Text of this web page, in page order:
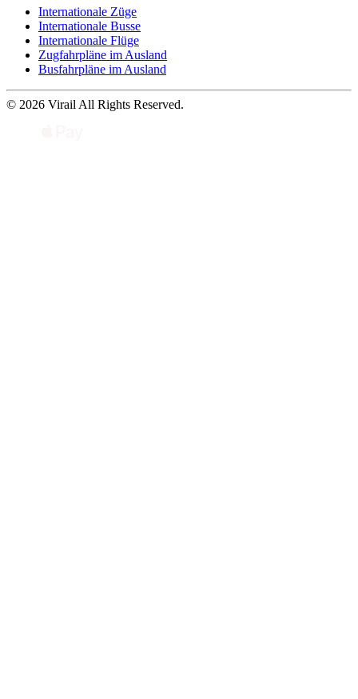
Internationale Züge
Internationale Busse
Internationale Flüge
Zugfahrpläne im Ausland
Busfahrpläne im Ausland
© 2026 Virail All Rights Reserved.